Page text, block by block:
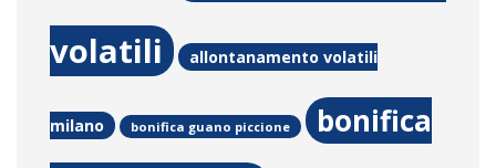
volatili
allontanamento volatili
milano bonifica guano piccione
bonifica